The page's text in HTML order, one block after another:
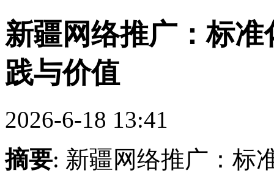
新疆网络推广：标
践与价值
2026-6-18 13:41
摘要: 新疆网络推广：标